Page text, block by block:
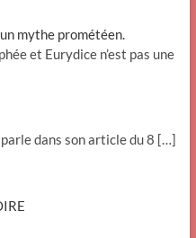
mythe prométéen.
et Eurydice n’est pas une
dans son article du 8 […]